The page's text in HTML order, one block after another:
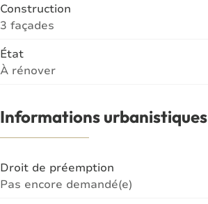
Construction
3 façades
État
À rénover
Informations urbanistiques
Droit de préemption
Pas encore demandé(e)